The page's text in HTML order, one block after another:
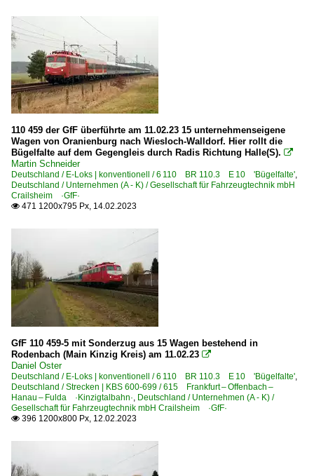
110 459 der GfF überführte am 11.02.23 15 unternehmenseigene
Wagen von Oranienburg nach Wiesloch-Walldorf. Hier rollt die
Bügelfalte auf dem Gegengleis durch Radis Richtung Halle(S). 
Martin Schneider
Deutschland / E-Loks | konventionell / 6 110 BR 110.3 E 10 'Bügelfalte',
Deutschland / Unternehmen (A - K) / Gesellschaft für Fahrzeugtechnik mbH
Crailsheim ·GfF·
 471 1200x795 Px, 14.02.2023
GfF 110 459-5 mit Sonderzug aus 15 Wagen bestehend in
Rodenbach (Main Kinzig Kreis) am 11.02.23 
Daniel Oster
Deutschland / E-Loks | konventionell / 6 110 BR 110.3 E 10 'Bügelfalte',
Deutschland / Strecken | KBS 600-699 / 615 Frankfurt – Offenbach –
Hanau – Fulda ·Kinzigtalbahn·, Deutschland / Unternehmen (A - K) /
Gesellschaft für Fahrzeugtechnik mbH Crailsheim ·GfF·
 396 1200x800 Px, 12.02.2023